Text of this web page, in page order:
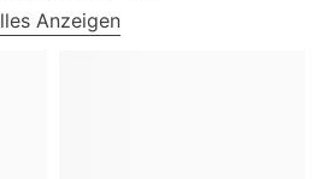
Anzeigen